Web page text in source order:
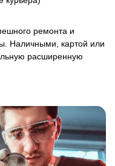
ремонта и
Наличными, картой или
расширенную